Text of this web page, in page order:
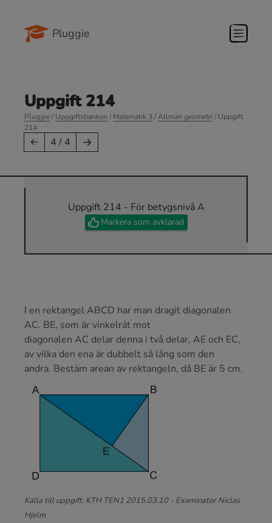
Pluggie
Uppgift 214
Pluggie/Uppgiftsbanken /Matematik 3 /Allmän geometri / Uppgift
214
← 4 / 4 →
Uppgift 214 - För betygsnivå A
Markera som avklarad
I en rektangel ABCD har man dragit diagonalen
AC. BE, som är vinkelrät mot
diagonalen AC delar denna i två delar, AE och EC,
av vilka den ena är dubbelt så lång som den
andra. Bestäm arean av rektangeln, då BE är 5 cm.
Källa till uppgift: KTH TEN1 2015.03.10 - Examinator Niclas
Hjelm